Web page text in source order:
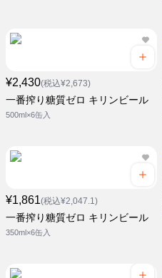
¥2,430(税込¥2,673)
一番搾り糖質ゼロ キリンビール
500ml×6缶入
¥1,861(税込¥2,047.1)
一番搾り糖質ゼロ キリンビール
350ml×6缶入